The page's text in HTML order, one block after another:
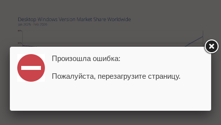
Произошла ошибка:
Пожалуйста, перезагрузите страницу.